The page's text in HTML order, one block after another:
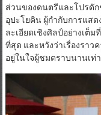
ส่วนของดนตรีและโปรดัก
อุปะโยคิน ผู้กำกับการแสด
ละเอียดเชิงศิลป์อย่างเต็
ที่สุด และหวังว่าเรื่องราว
อยู่ในใจผู้ชมตราบนานเท่